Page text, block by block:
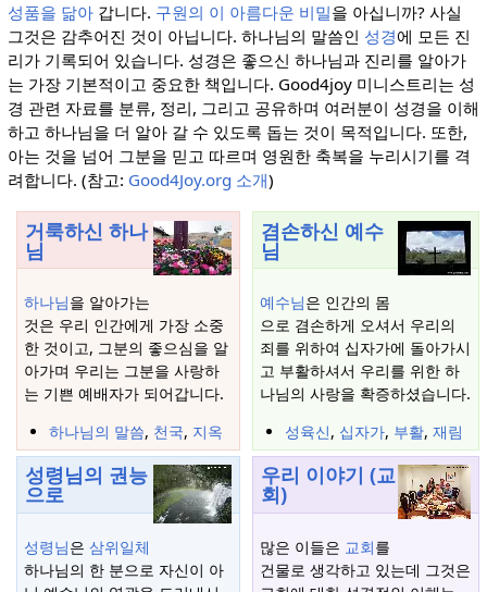
성품을 닮아갑니다. 구원의 이 아름다운 비밀을 아십니까? 사실
그것은 감추어진 것이 아닙니다. 하나님의 말씀인 성경에 모든 진
리가 기록되어 있습니다. 성경은 좋으신 하나님과 진리를 알아가
는 가장 기본적이고 중요한 책입니다. Good4joy 미니스트리는 성
경 관련 자료를 분류, 정리, 그리고 공유하며 여러분이 성경을 이해
하고 하나님을 더 알아 갈 수 있도록 돕는 것이 목적입니다. 또한,
아는 것을 넘어 그분을 믿고 따르며 영원한 축복을 누리시기를 격
려합니다. (참고: Good4Joy.org 소개)
거룩하신 하나
님
하나님을 알아가는
것은 우리 인간에게 가장 소중
한 것이고, 그분의 좋으심을 알
아가며 우리는 그분을 사랑하
는 기쁜 예배자가 되어갑니다.
하나님의 말씀, 천국, 지옥
성령님의 권능
으로
성령님은 삼위일체
하나님의 한 분으로 자신이 아
겸손하신 예수
님
예수님은 인간의 몸
으로 겸손하게 오셔서 우리의
죄를 위하여 십자가에 돌아가시
고 부활하셔서 우리를 위한 하
나님의 사랑을 확증하셨습니다.
성육신, 십자가, 부활, 재림
우리 이야기 (교
회)
많은 이들은 교회를
건물로 생각하고 있는데 그것은